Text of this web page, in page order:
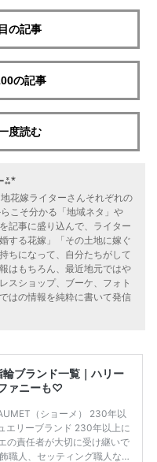
の記事
の記事
度読む
⁂*
花嫁ライターさんそれぞれの
こそ分かる「地域ネタ」や
記事に盛り込んで、ライター
する花嫁」「その土地に嫁ぐ
ちになって、自分たちがして
はもちろん、最近地元ではや
スショップ、ブーケ、フォト
はの情報を純粋に書いて発信
ブランド一覧｜ハリー
ァニーも♡
（ショーメ） 230年以
エリーブランド 230年以上に
の責任者が大切に受け継いで
職人、セッティング職人な